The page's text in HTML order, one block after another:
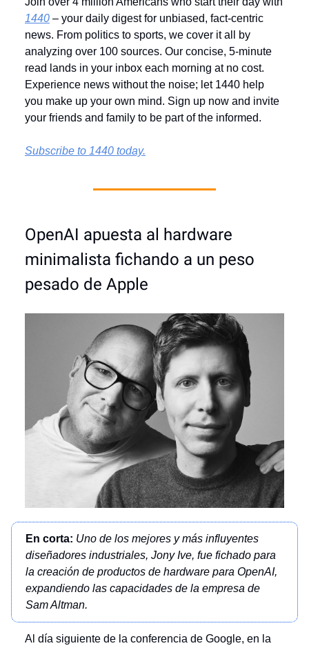
1440 – your daily digest for unbiased, fact-centric
news. From politics to sports, we cover it all by
analyzing over 100 sources. Our concise, 5-minute
read lands in your inbox each morning at no cost.
Experience news without the noise; let 1440 help
you make up your own mind. Sign up now and invite
your friends and family to be part of the informed.
Subscribe to 1440 today.
OpenAI apuesta al hardware
minimalista fichando a un peso
pesado de Apple
En corta: Uno de los mejores y más influyentes
diseñadores industriales, Jony Ive, fue fichado para
la creación de productos de hardware para OpenAI,
expandiendo las capacidades de la empresa de
Sam Altman.
Al día siguiente de la conferencia de Google, en la